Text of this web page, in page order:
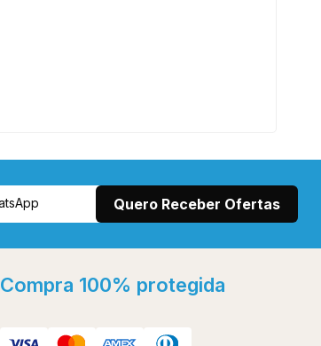
Compra 100% protegida